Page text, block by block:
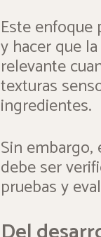
Este
y hacer que
relevante
texturas
ingredientes.
Sin
debe ser
pruebas y